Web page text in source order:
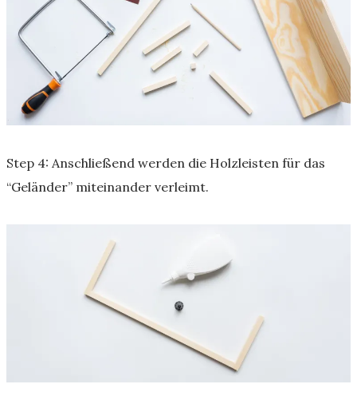
Step 4: Anschließend werden die Holzleisten für das
“Geländer” miteinander verleimt.